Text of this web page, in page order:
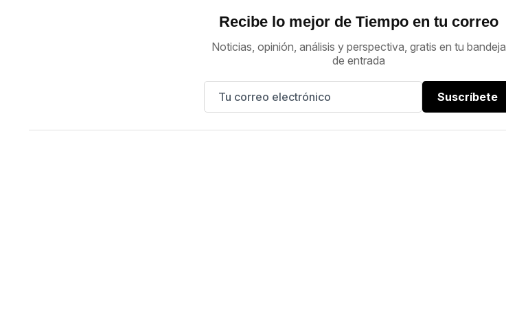
Recibe lo mejor de Tiempo en tu correo
Noticias, opinión, análisis y perspectiva, gratis en tu bandeja
de entrada
Suscríbete